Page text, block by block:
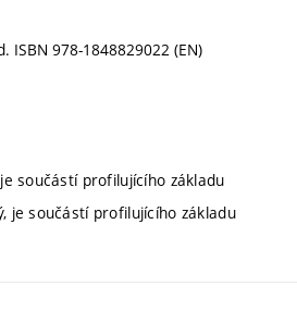
ISBN 978-1848829022 (EN)
součástí profilujícího základu
je součástí profilujícího základu